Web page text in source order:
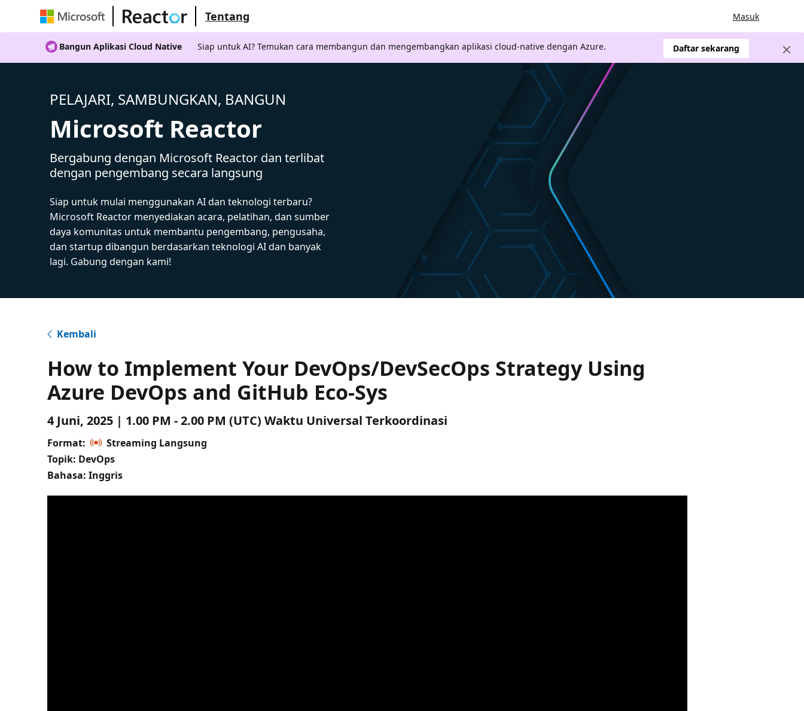
Tentang Masuk
Bangun Aplikasi Cloud Native Siap untuk AI? Temukan cara membangun dan mengembangkan aplikasi cloud-native dengan Azure. Daftar sekarang
PELAJARI, SAMBUNGKAN, BANGUN
Microsoft Reactor
Bergabung dengan Microsoft Reactor dan terlibat
dengan pengembang secara langsung
Siap untuk mulai menggunakan AI dan teknologi terbaru?
Microsoft Reactor menyediakan acara, pelatihan, dan sumber
daya komunitas untuk membantu pengembang, pengusaha,
dan startup dibangun berdasarkan teknologi AI dan banyak
lagi. Gabung dengan kami!
Kembali
How to Implement Your DevOps/DevSecOps Strategy Using
Azure DevOps and GitHub Eco-Sys
4 Juni, 2025 | 1.00 PM - 2.00 PM (UTC) Waktu Universal Terkoordinasi
Format:
Streaming Langsung
Topik: DevOps
Bahasa: Inggris